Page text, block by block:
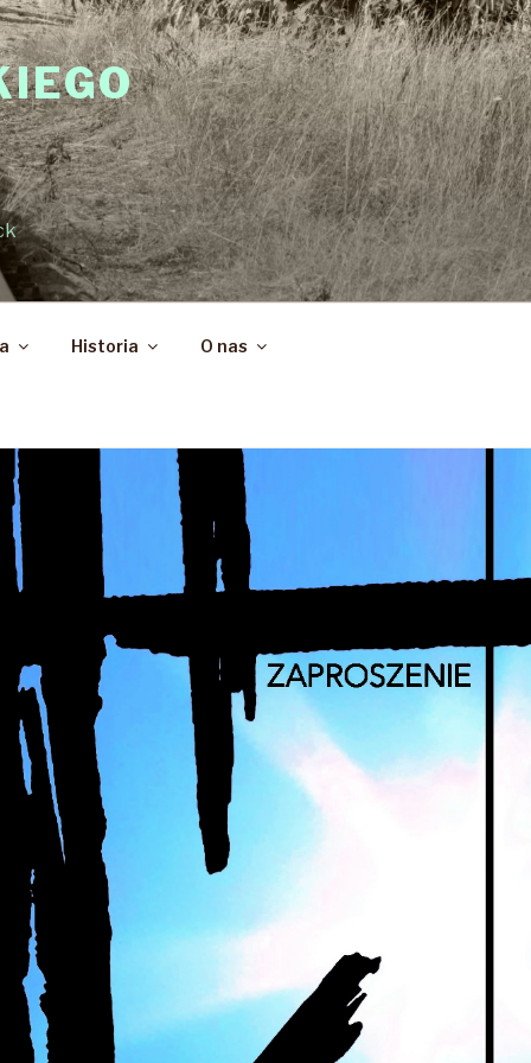
Historia O nas